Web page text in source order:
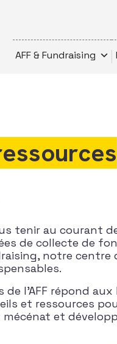
AFF & Fundraising
tenir au courant
de collecte de
notre centre
de l’AFF répond
et ressources
et